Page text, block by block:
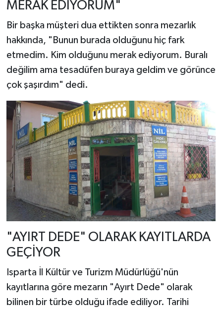
MERAK EDİYORUM"
Bir başka müşteri dua ettikten sonra mezarlık
hakkında, "Bunun burada olduğunu hiç fark
etmedim. Kim olduğunu merak ediyorum. Buralı
değilim ama tesadüfen buraya geldim ve görünce
çok şaşırdım" dedi.
"AYIRT DEDE" OLARAK KAYITLARDA
GEÇİYOR
Isparta İl Kültür ve Turizm Müdürlüğü'nün
kayıtlarına göre mezarın "Ayırt Dede" olarak
bilinen bir türbe olduğu ifade ediliyor. Tarihi